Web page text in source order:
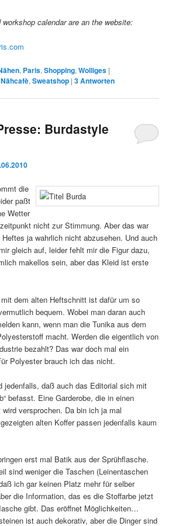
calendar are an the website:
, Paris,Shopping,Wolliges |
Nähcafè,Sweatshop |3Antworten
Burdastyle
die
paßt
Wetter
nicht zur Stimmung. Aber das war
ja wahrlich nicht abzusehen. Und auch
gleich auf, leider fehlt mir die Figur dazu,
makellos sein, aber das Kleid ist erste
mit dem alten Heftschnitt ist dafür um so
bequem. Wobei man daran auch
kann, wenn man die Tunika aus dem
macht. Werden die eigentlich von
bezahlt? Das war doch mal ein
Polyester brauch ich das nicht.
jedenfalls, daß auch das Editorial sich mit
befasst. Eine Garderobe, die in einen
versprochen. Da bin ich ja mal
alten Koffer passen jedenfalls kaum
erst mal Batik aus der Sprühflasche.
sind weniger die Taschen (Leinentaschen
ich gar keinen Platz mehr für selber
die Information, das es die Stoffarbe jetzt
gibt. Das eröffnet Möglichkeiten…
ist auch dekorativ, aber die Dinger sind